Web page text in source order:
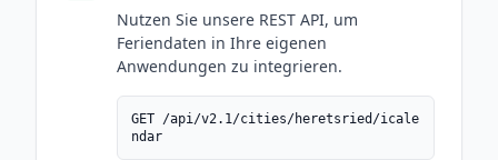
Nutzen Sie unsere REST API, um
Feriendaten in Ihre eigenen
Anwendungen zu integrieren.
GET /api/v2.1/cities/heretsried/icale
ndar